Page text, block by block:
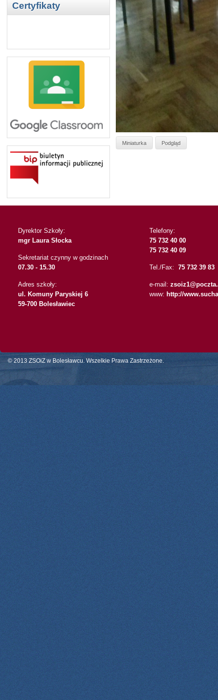
Certyfikaty
Miniaturka Podgląd
Dyrektor Szkoły:
mgr Laura Słocka
Sekretariat czynny w godzinach
07.30 - 15.30
Adres szkoły:
ul. Komuny Paryskiej 6
59-700 Bolesławiec
Telefony:
75 732 40 00
75 732 40 09
Tel./Fax: 75 732 39 83
e-mail:
www: http://
© 2013 ZSOiZ w Bolesławcu. Wszelkie Prawa Zastrzeżone.